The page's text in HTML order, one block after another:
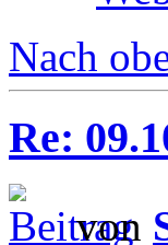
Nach
Re:
von